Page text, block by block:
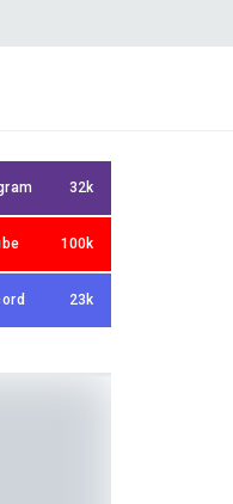
32k
100k
23k